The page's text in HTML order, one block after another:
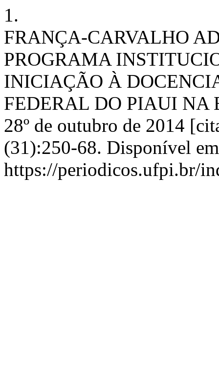
1.
FRANÇA-CARVALHO
PROGRAMA
INICIAÇÃO À
FEDERAL DO PIAUI NA
28º de outubro de 2014
(31):250-68. Disponível
https://periodicos.ufpi.br/